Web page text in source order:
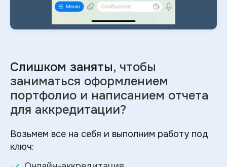
Слишком заняты, чтобы
заниматься оформлением
портфолио и написанием отчета
для аккредитации?
Возьмем все на себя и выполним работу под
ключ: